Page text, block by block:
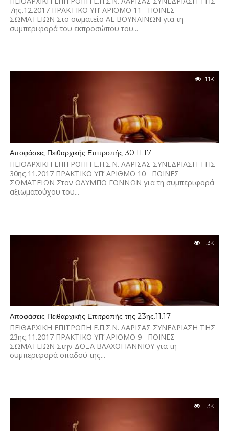
7ης.12.2017 ΠΡΑΚΤΙΚΟ ΥΠ’ ΑΡΙΘΜΟ 11 ΠΟΙΝΕΣ
ΣΩΜΑΤΕΙΩΝ Στο σωματείο ΑΕ ΒΟΥΝΑΙΝΩΝ για τη
συμπεριφορά του εκπροσώπου του...
1.1K
Αποφάσεις Πειθαρχικής Επιτροπής 30.11.17
ΠΕΙΘΑΡΧΙΚΗ ΕΠΙΤΡΟΠΗ Ε.Π.Σ.Ν. ΛΑΡΙΣΑΣ ΣΥΝΕΔΡΙΑΣΗ ΤΗΣ
30ης.11.2017 ΠΡΑΚΤΙΚΟ ΥΠ’ ΑΡΙΘΜΟ 10 ΠΟΙΝΕΣ
ΣΩΜΑΤΕΙΩΝ Στον ΟΛΥΜΠΟ ΓΟΝΝΩΝ για τη συμπεριφορά
αξιωματούχου του...
1.3K
Αποφάσεις Πειθαρχικής Επιτροπής της 23ης.11.17
ΠΕΙΘΑΡΧΙΚΗ ΕΠΙΤΡΟΠΗ Ε.Π.Σ.Ν. ΛΑΡΙΣΑΣ ΣΥΝΕΔΡΙΑΣΗ ΤΗΣ
23ης.11.2017 ΠΡΑΚΤΙΚΟ ΥΠ’ ΑΡΙΘΜΟ 9 ΠΟΙΝΕΣ
ΣΩΜΑΤΕΙΩΝ Στην ΔΟΞΑ ΒΛΑΧΟΓΙΑΝΝΙΟΥ για τη
συμπεριφορά οπαδού της...
1.3K